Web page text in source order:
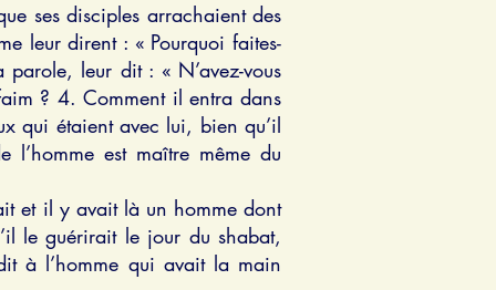
ses disciples arrachaient des
leur dirent : « Pourquoi faites-
leur dit : « N’avez-vous
? 4. Comment il entra dans
qui étaient avec lui, bien qu’il
l’homme est maître même du
et il y avait là un homme dont
le guérirait le jour du shabat,
à l’homme qui avait la main